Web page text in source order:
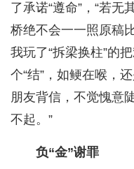
了承诺“遵命”，“若无
桥绝不会一一照原稿
我玩了“拆梁换柱”的
个“结”，如鲠在喉，
朋友背信，不觉愧意
不起。”
负“金”谢罪